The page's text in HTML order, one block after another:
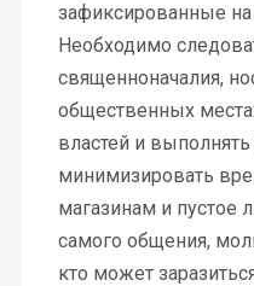
зафиксированные на
Необходимо
священноначалия,
общественных
властей и
минимизировать
магазинам и пустое
самого общения,
кто может